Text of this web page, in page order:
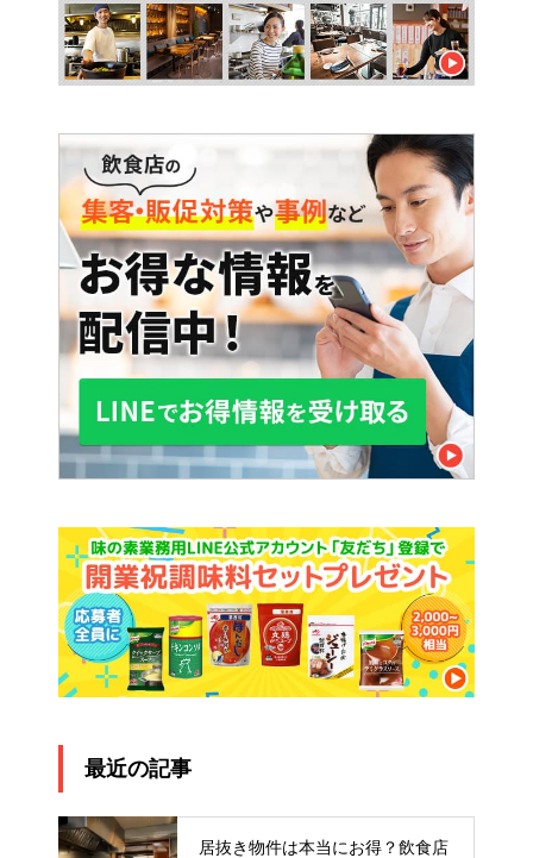
最近の記事
居抜き物件は本当にお得？飲食店